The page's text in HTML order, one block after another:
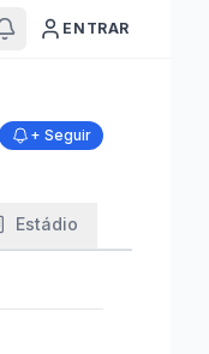
ENTRAR
+ Seguir
Estádio